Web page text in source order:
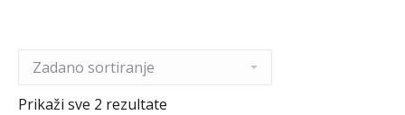
Prikaži sve 2 rezultate